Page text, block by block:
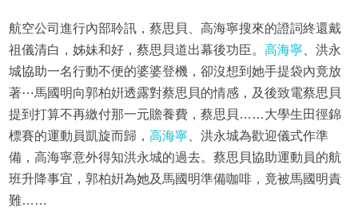
航空公司進行內部聆訊，蔡思貝、高海寧搜來的證詞終還戴
祖儀清白，姊妹和好，蔡思貝道出幕後功臣。 高海寧、洪永
城協助一名行動不便的婆婆登機，卻沒想到她手提袋內竟放
著⋯馬國明向郭柏姸透露對蔡思貝的情感，及後致電蔡思貝
提到打算不再繳付那一元贍養費，蔡思貝……大學生田徑錦
標賽的運動員凱旋而歸， 高海寧、洪永城為歡迎儀式作準
備，高海寧意外得知洪永城的過去。蔡思貝協助運動員的航
班升降事宜，郭柏姸為她及馬國明準備咖啡，竟被馬國明責
難……